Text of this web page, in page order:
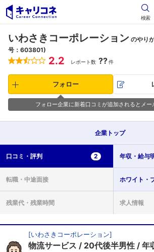
検索
いわさきコーポレーション のやり
号：603801)
2.2 レポート数 ??件
フォロー
フォロー企業に新着口コミが追加されるとメー
企業 トップ
口コミ・ 評判 2 年収・ 給与
転職・ 中途面接 ホワイト・
残業代・ 残業時間 求人情報
[いわさきコーポレーション]
物流サービス 20代後半男性 年